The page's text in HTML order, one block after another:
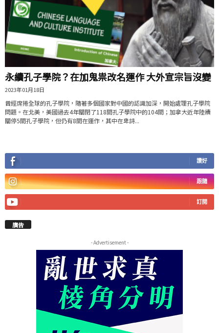
永續孔子學院？在加鬼祟改名運作 大外宣宗旨沒變
2023年01月18日
曾經席捲全球的孔子學院，隨著多個國家對中國的認識加深，開始處理孔子學院
問題。在北美，美國過去4年關閉了118間孔子學院中的104間；加拿大近年陸續
關停5間孔子學院，但仍有8間在運作，其中在卑詩...
讚好
跟隨
訂閱
廣告
- Advertisement -